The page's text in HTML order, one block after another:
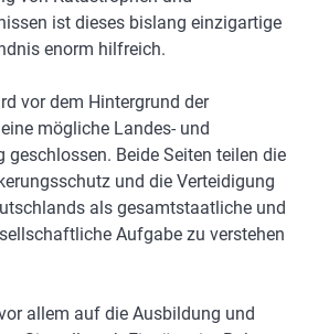
ist dieses bislang einzigartige
enorm hilfreich.
vor dem Hintergrund der
mögliche Landes- und
geschlossen. Beide Seiten teilen die
und die Verteidigung
als gesamtstaatliche und
Aufgabe zu verstehen
allem auf die Ausbildung und